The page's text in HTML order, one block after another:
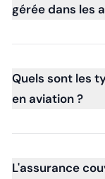
gérée dans les
Quels sont les
en aviation ?
L'assurance